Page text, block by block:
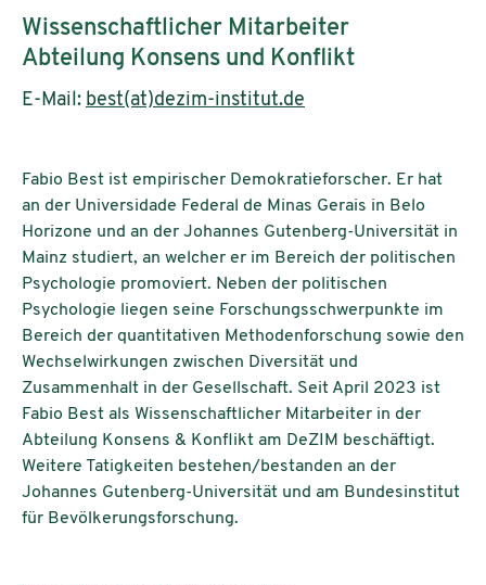
Wissenschaftlicher Mitarbeiter
Abteilung Konsens und Konflikt
E-Mail: best(at)dezim-institut.de
Fabio Best ist empirischer Demokratieforscher. Er hat
an der Universidade Federal de Minas Gerais in Belo
Horizone und an der Johannes Gutenberg-Universität in
Mainz studiert, an welcher er im Bereich der politischen
Psychologie promoviert. Neben der politischen
Psychologie liegen seine Forschungsschwerpunkte im
Bereich der quantitativen Methodenforschung sowie den
Wechselwirkungen zwischen Diversität und
Zusammenhalt in der Gesellschaft. Seit April 2023 ist
Fabio Best als Wissenschaftlicher Mitarbeiter in der
Abteilung Konsens & Konflikt am DeZIM beschäftigt.
Weitere Tatigkeiten bestehen/bestanden an der
Johannes Gutenberg-Universität und am Bundesinstitut
für Bevölkerungsforschung.